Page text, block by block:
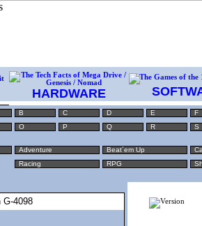
HARDWARE
B C D E
F
O P Q R S
Adventure Beat´em Up
Racing
RPG
G-4098